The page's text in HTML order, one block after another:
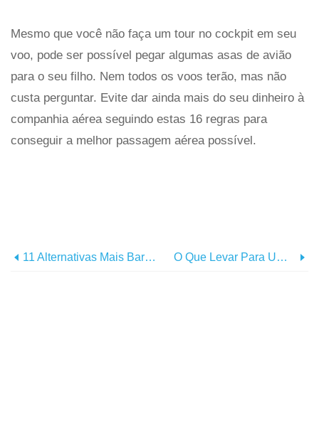
Mesmo que você não faça um tour no cockpit em seu
voo, pode ser possível pegar algumas asas de avião
para o seu filho. Nem todos os voos terão, mas não
custa perguntar. Evite dar ainda mais do seu dinheiro à
companhia aérea seguindo estas 16 regras para
conseguir a melhor passagem aérea possível.
11 Alternativas Mais Baratas Para As Cidades Mais Caras Da Europa O Que Levar Para Um Cruzeiro E 6 Coisas Para Não Levar